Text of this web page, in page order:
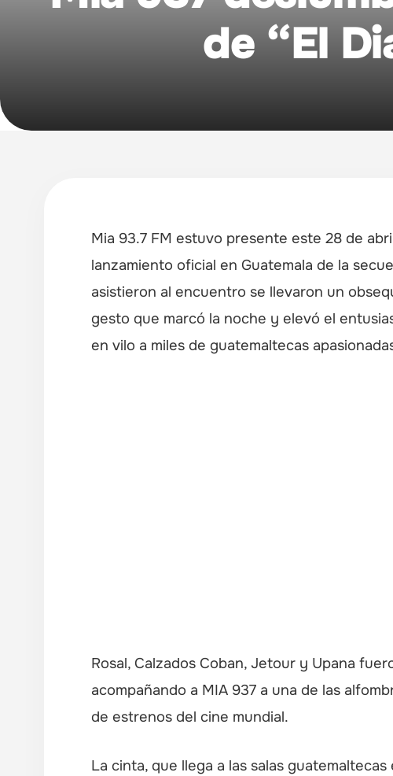
de “El
Mia 93.7 FM estuvo presente este 28 de
lanzamiento oficial en Guatemala de la
asistieron al encuentro se llevaron un
gesto que marcó la noche y elevó el
en vilo a miles de guatemaltecas
Rosal, Calzados Coban, Jetour y Upana
acompañando a MIA 937 a una de las
de estrenos del cine mundial.
La cinta, que llega a las salas